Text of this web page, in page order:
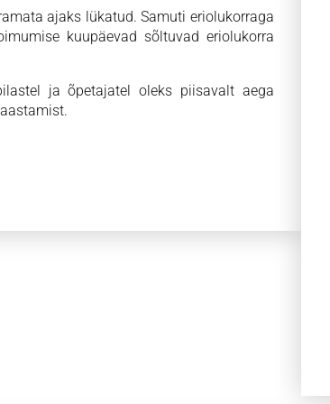
ajaks lükatud. Samuti eriolukorraga
kuupäevad sõltuvad eriolukorra
ja õpetajatel oleks piisavalt aega